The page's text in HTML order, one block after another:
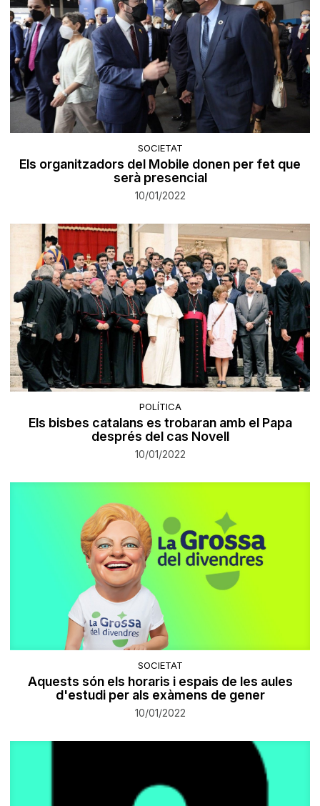
SOCIETAT
Els organitzadors del Mobile donen per fet que
serà presencial
10/01/2022
POLÍTICA
Els bisbes catalans es trobaran amb el Papa
després del cas Novell
10/01/2022
SOCIETAT
Aquests són els horaris i espais de les aules
d'estudi per als exàmens de gener
10/01/2022